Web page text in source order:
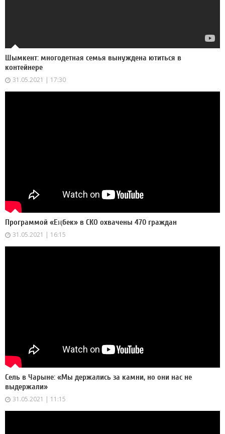
Шымкент: многодетная семья вынуждена ютиться в
контейнере
31.05.2021 | 17:30
Программой «Еңбек» в СКО охвачены 470 граждан
31.05.2021 | 16:15
Сель в Чарыне: «Мы держались за камни, но они нас не
выдержали»
31.05.2021 | 11:15